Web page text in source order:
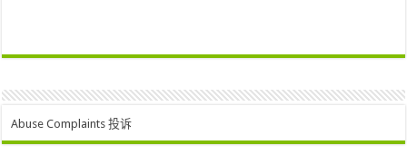
Abuse Complaints 投诉